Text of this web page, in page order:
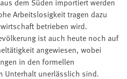
Arbeitslosigkeit tragen dazu
betrieben wird.
ist auch heute noch auf
angewiesen, wobei
in den formellen
Unterhalt unerlässlich sind.